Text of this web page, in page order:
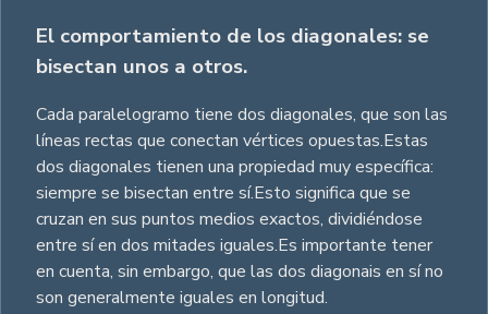
El comportamiento de los diagonales: se
bisectan unos a otros.
Cada paralelogramo tiene dos diagonales, que son las
líneas rectas que conectan vértices opuestas.Estas
dos diagonales tienen una propiedad muy específica:
siempre se bisectan entre sí.Esto significa que se
cruzan en sus puntos medios exactos, dividiéndose
entre sí en dos mitades iguales.Es importante tener
en cuenta, sin embargo, que las dos diagonais en sí no
son generalmente iguales en longitud.